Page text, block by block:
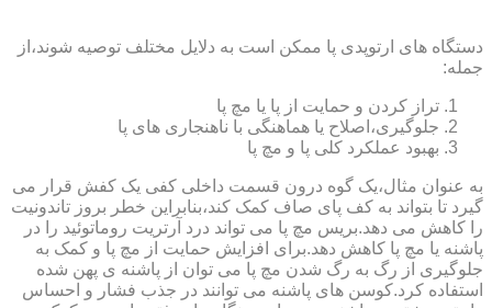
دستگاه های ارتوپدی پا ممکن است به دلایل مختلف توصیه شوند،از
جمله:
تراز کردن و حمایت از پا یا مچ پا
جلوگیری،اصلاح یا هماهنگی با ناهنجاری های پا
بهبود عملکرد کلی پا و مچ پا
به عنوان مثال،یک گوه درون قسمت داخلی کفی یک کفش قرار می
گیرد تا بتواند به کف پای صاف کمک کند،بنابراین خطر بروز تاندونیت
را کاهش می دهد.بریس مچ پا می تواند درد آرتریت روماتوئید را در
پاشنه یا مچ پا کاهش دهد.برای افزایش حمایت از مچ پا و کمک به
جلوگیری از رگ به رگ شدن مچ پا می توان از پاشنه ی پهن شده
استفاده کرد.کوسن های پاشنه می توانند در جذب فشار و احساس